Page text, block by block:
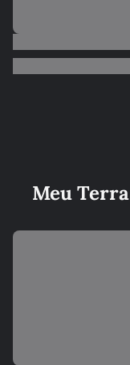
Meu Terra